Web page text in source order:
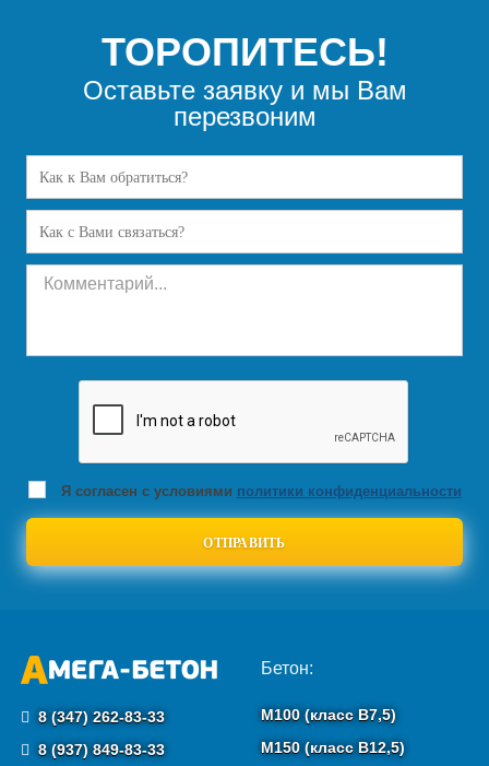
ТОРОПИТЕСЬ!
Оставьте заявку и мы Вам
перезвоним
Я согласен с условиями политики конфиденциальности
8 (347) 262-83-33
8 (937) 849-83-33
Бетон:
М100 (класс B7,5)
М150 (класс B12,5)